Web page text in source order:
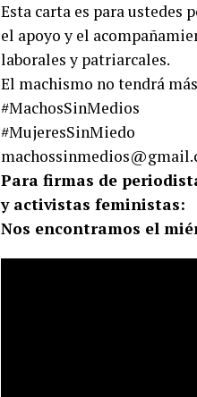
Esta carta es para ustedes
el apoyo y el
laborales y patriarcales.
El machismo no tendrá
#MachosSinMedios
#MujeresSinMiedo
Para firmas de
y activistas feministas:
Nos encontramos el